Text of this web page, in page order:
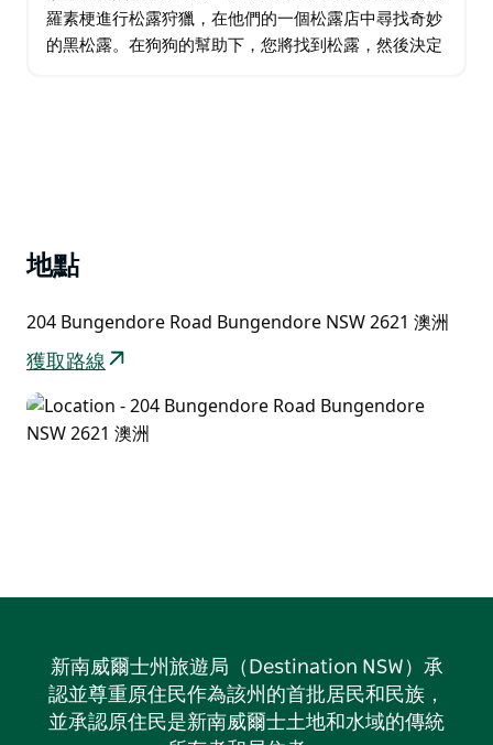
羅素梗進行松露狩獵，在他們的一個松露店中尋找奇妙
的黑松露。在狗狗的幫助下，您將找到松露，然後決定
地點
204 Bungendore Road Bungendore NSW 2621 澳洲
獲取路線
新南威爾士州旅遊局（Destination NSW）承
認並尊重原住民作為該州的首批居民和民族，
並承認原住民是新南威爾士土地和水域的傳統